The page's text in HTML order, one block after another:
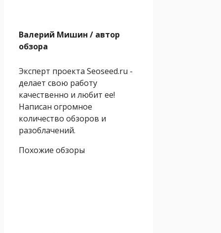
Валерий Мишин / автор
обзора
Эксперт проекта Seoseed.ru -
делает свою работу
качественно и любит ее!
Написан огромное
количество обзоров и
разоблачений.
Похожие обзоры